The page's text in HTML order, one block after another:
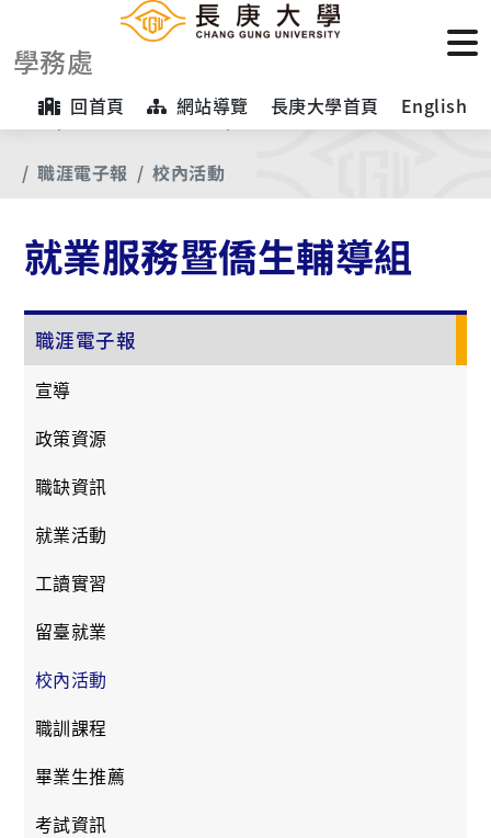
學務處
回首頁 網站導覽 長庚大學首頁 English
首頁 【業務項目專區】
就業服務暨僑生輔導組
職涯電子報
校內活動
就業服務暨僑生輔導組
職涯電子報
宣導
政策資源
職缺資訊
就業活動
工讀實習
留臺就業
校內活動
職訓課程
畢業生推薦
考試資訊